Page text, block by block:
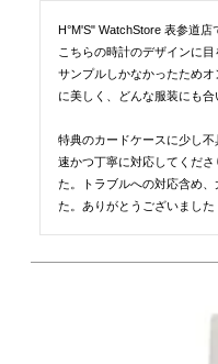
H°M'S" WatchStore 表参道店
こちらの時計のデザインに
サンプルしかなかったため
に美しく、どんな服装にも
特典のカードケースに少し
速かつ丁寧に対応してくだ
た。トラブルへの対応含め
た。ありがとうございました